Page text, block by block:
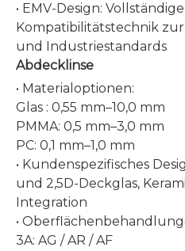
• EMV-Design:
Kompatibilitätstechnik
und Industriestandards
Abdecklinse
• Materialoptionen:
Glas : 0,55 mm–10,0 mm
PMMA: 0,5 mm–3,0 mm
PC: 0,1 mm–1,0 mm
• Kundenspezifisches
und 2,5D-Deckglas,
Integration
•
3A: AG / AR / AF